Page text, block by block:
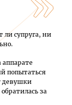
супруга, ни
попытаться
девушки
за